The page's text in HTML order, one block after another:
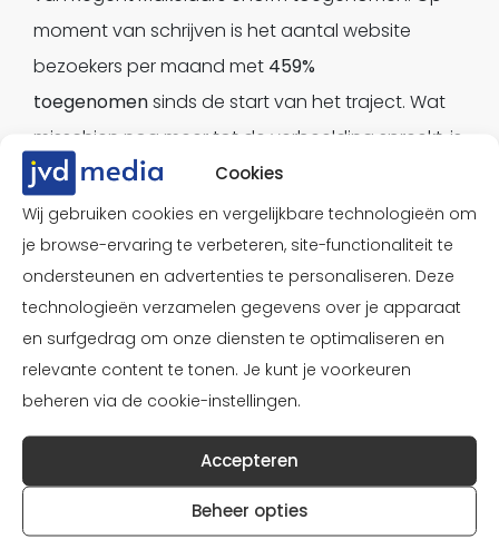
Cookies
Wij gebruiken cookies en vergelijkbare technologieën om
je browse-ervaring te verbeteren, site-functionaliteit te
ondersteunen en advertenties te personaliseren. Deze
technologieën verzamelen gegevens over je apparaat
en surfgedrag om onze diensten te optimaliseren en
relevante content te tonen. Je kunt je voorkeuren
beheren via de cookie-instellingen.
Accepteren
Beheer opties
moment van schrijven is het aantal website
bezoekers per maand met 459%
toegenomensinds de start van het traject. Wat
misschien nog meer tot de verbeelding spreekt, is
dat momenteel zo’n 70%van de woningen wordt
verkocht door middel van de#Pieterkomtlangs
video’s. Deze woningen worden dus zelfs al
verkocht voordat ze op Funda te zien zijn.
Significante stijging
De naamsbekendheid is ook flink gestegen sinds
de start van het online marketing traject.